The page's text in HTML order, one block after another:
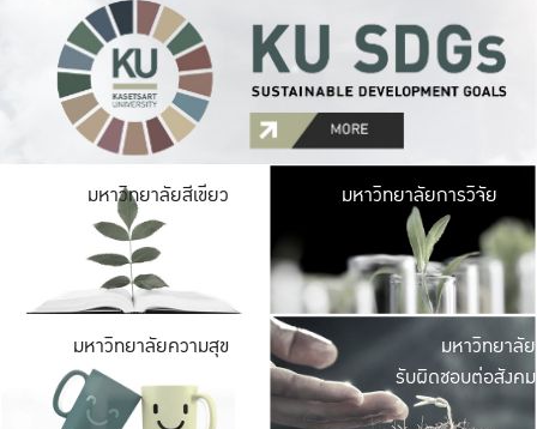
มหาวิทยาลัยสีเขียว มหาวิ
มีพื้นที่เขียวสดใส
เป็นป่าในเมือง เกษต
มหาวิทยาลัยการวิจัย
มหาวิทยาลัยความสุข มหาวิ
ค
เปิดประ
และพบเรื่องราวใ
มหาวิทยาลัย
รับผิดชอบต่อสังคม